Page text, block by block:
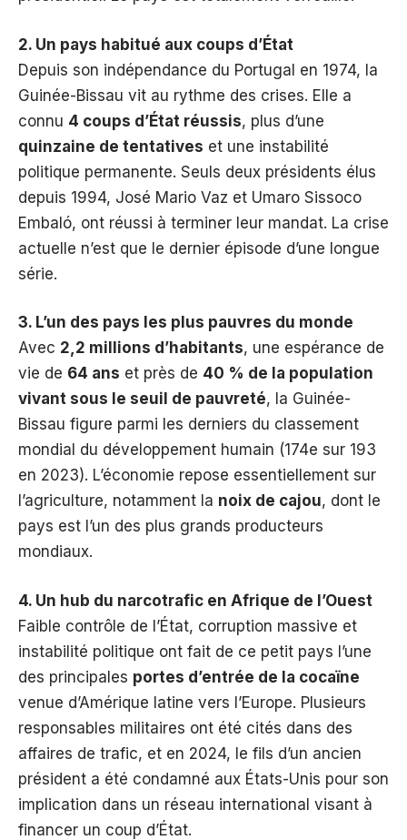
2. Un pays habitué aux coups d’État
Depuis son indépendance du Portugal en 1974, la
Guinée-Bissau vit au rythme des crises. Elle a
connu 4 coups d’État réussis, plus d’une
quinzaine de tentatives et une instabilité
politique permanente. Seuls deux présidents élus
depuis 1994, José Mario Vaz et Umaro Sissoco
Embaló, ont réussi à terminer leur mandat. La crise
actuelle n’est que le dernier épisode d’une longue
série.
3. L’un des pays les plus pauvres du monde
Avec 2,2 millions d’habitants, une espérance de
vie de 64 ans et près de 40 % de la population
vivant sous le seuil de pauvreté, la Guinée-
Bissau figure parmi les derniers du classement
mondial du développement humain (174e sur 193
en 2023). L’économie repose essentiellement sur
l’agriculture, notamment la noix de cajou, dont le
pays est l’un des plus grands producteurs
mondiaux.
4. Un hub du narcotrafic en Afrique de l’Ouest
Faible contrôle de l’État, corruption massive et
instabilité politique ont fait de ce petit pays l’une
des principales portes d’entrée de la cocaïne
venue d’Amérique latine vers l’Europe. Plusieurs
responsables militaires ont été cités dans des
affaires de trafic, et en 2024, le fils d’un ancien
président a été condamné aux États-Unis pour son
implication dans un réseau international visant à
financer un coup d’État.